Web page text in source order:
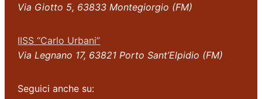
Via Giotto 5, 63833 Montegiorgio (FM)
IISS “Carlo Urbani”
Via Legnano 17, 63821 Porto Sant’Elpidio (FM)
Seguici anche su: